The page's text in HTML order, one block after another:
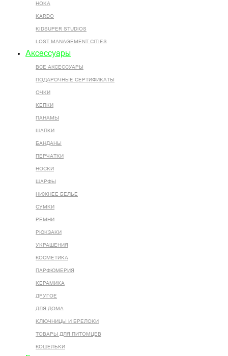
HOKA
KARDO
KIDSUPER STUDIOS
LOST MANAGEMENT CITIES
Аксессуары
ВСЕ AКСЕССУАРЫ
ПОДАРОЧНЫЕ СЕРТИФИКАТЫ
ОЧКИ
КЕПКИ
ПАНАМЫ
ШАПКИ
БАНДАНЫ
ПЕРЧАТКИ
НОСКИ
ШАРФЫ
НИЖНЕЕ БЕЛЬЕ
СУМКИ
РЕМНИ
РЮКЗАКИ
УКРАШЕНИЯ
КОСМЕТИКА
ПАРФЮМЕРИЯ
КЕРАМИКА
ДРУГОЕ
ДЛЯ ДОМА
КЛЮЧНИЦЫ И БРЕЛОКИ
ТОВАРЫ ДЛЯ ПИТОМЦЕВ
КОШЕЛЬКИ